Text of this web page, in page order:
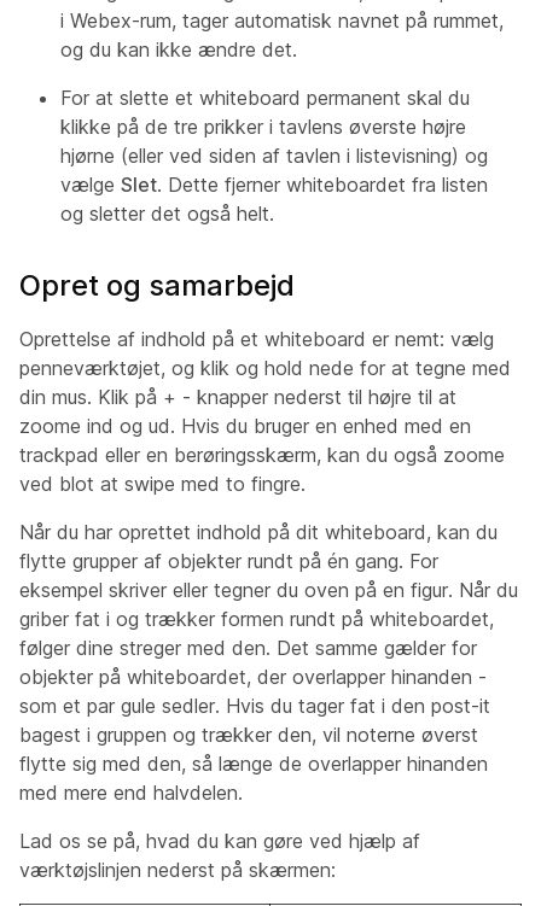
i Webex-rum, tager automatisk navnet på rummet,
og du kan ikke ændre det.
For at slette et whiteboard permanent skal du
klikke på de tre prikker i tavlens øverste højre
hjørne (eller ved siden af tavlen i listevisning) og
vælge Slet. Dette fjerner whiteboardet fra listen
og sletter det også helt.
Opret og samarbejd
Oprettelse af indhold på et whiteboard er nemt: vælg
penneværktøjet, og klik og hold nede for at tegne med
din mus. Klik på + - knapper nederst til højre til at
zoome ind og ud. Hvis du bruger en enhed med en
trackpad eller en berøringsskærm, kan du også zoome
ved blot at swipe med to fingre.
Når du har oprettet indhold på dit whiteboard, kan du
flytte grupper af objekter rundt på én gang. For
eksempel skriver eller tegner du oven på en figur. Når du
griber fat i og trækker formen rundt på whiteboardet,
følger dine streger med den. Det samme gælder for
objekter på whiteboardet, der overlapper hinanden -
som et par gule sedler. Hvis du tager fat i den post-it
bagest i gruppen og trækker den, vil noterne øverst
flytte sig med den, så længe de overlapper hinanden
med mere end halvdelen.
Lad os se på, hvad du kan gøre ved hjælp af
værktøjslinjen nederst på skærmen: